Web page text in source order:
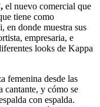
el nuevo comercial que
tiene como
en donde muestra sus
empresaria, e
looks de Kappa
femenina desde las
cantante, y cómo se
con espalda.